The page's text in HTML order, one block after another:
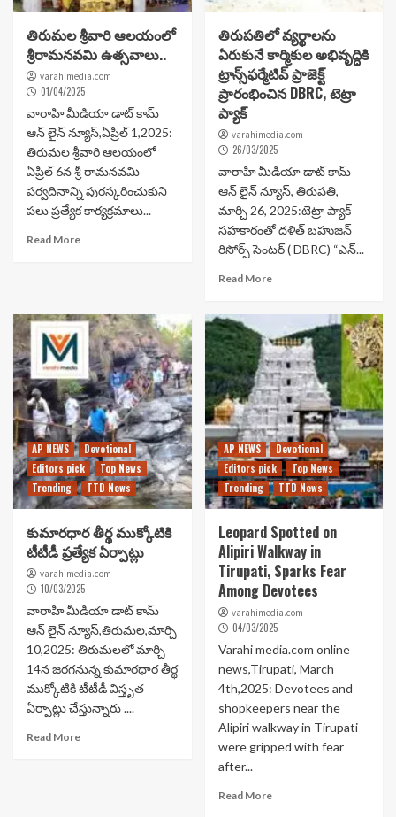
తిరుమల శ్రీవారి ఆలయంలో
శ్రీరామనవమి ఉత్సవాలు..
varahimedia.com
01/04/2025
వారాహి మీడియా డాట్ కామ్
ఆన్ లైన్ న్యూస్,ఏప్రిల్ 1,2025:
తిరుమల శ్రీవారి ఆలయంలో
ఏప్రిల్ 6న శ్రీ రామనవమి
పర్వదినాన్ని పురస్కరించుకుని
పలు ప్రత్యేక కార్యక్రమాలు...
Read More
తిరుపతిలో వ్యర్థాలను
ఏరుకునే కార్మికుల అభివృద్ధికి
ట్రాన్స్‌ఫర్మేటివ్ ప్రాజెక్ట్
ప్రారంభించిన DBRC, టెట్రా
ప్యాక్
varahimedia.com
26/03/2025
వారాహి మీడియా డాట్ కామ్
ఆన్ లైన్ న్యూస్, తిరుపతి,
మార్చి 26, 2025:టెట్రా ప్యాక్
సహకారంతో దళిత్ బహుజన్
రిసోర్స్ సెంటర్ ( DBRC) “ఎన్...
Read More
AP NEWS
Devotional
Editors pick
Top News
Trending
TTD News
కుమారధార తీర్థ ముక్కోటికి
టీటీడీ ప్రత్యేక ఏర్పాట్లు
varahimedia.com
10/03/2025
వారాహి మీడియా డాట్ కామ్
ఆన్ లైన్ న్యూస్,తిరుమల,మార్చి
10,2025: తిరుమలలో మార్చి
14న జరగనున్న కుమారధార తీర్థ
ముక్కోటికి టీటీడీ విస్తృత
ఏర్పాట్లు చేస్తున్నారు ....
Read More
AP NEWS
Devotional
Editors pick
Top News
Trending
TTD News
Leopard Spotted on
Alipiri Walkway in
Tirupati, Sparks Fear
Among Devotees
varahimedia.com
04/03/2025
Varahi media.com online
news,Tirupati, March
4th,2025: Devotees and
shopkeepers near the
Alipiri walkway in Tirupati
were gripped with fear
after...
Read More